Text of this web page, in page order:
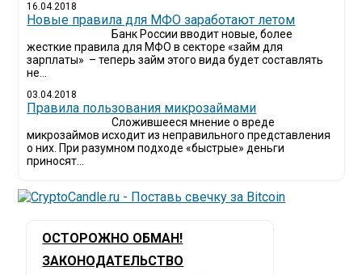
16.04.2018
Новые правила для МФО заработают летом
Банк России вводит новые, более
жесткие правила для МФО в секторе «займ для
зарплаты» – теперь займ этого вида будет составлять
не...
03.04.2018
​Правила пользования микрозаймами
Сложившееся мнение о вреде
микрозаймов исходит из неправильного представления
о них. При разумном подходе «быстрые» деньги
приносят...
ОСТОРОЖНО ОБМАН!
ЗАКОНОДАТЕЛЬСТВО